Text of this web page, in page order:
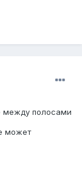
между полосами
может